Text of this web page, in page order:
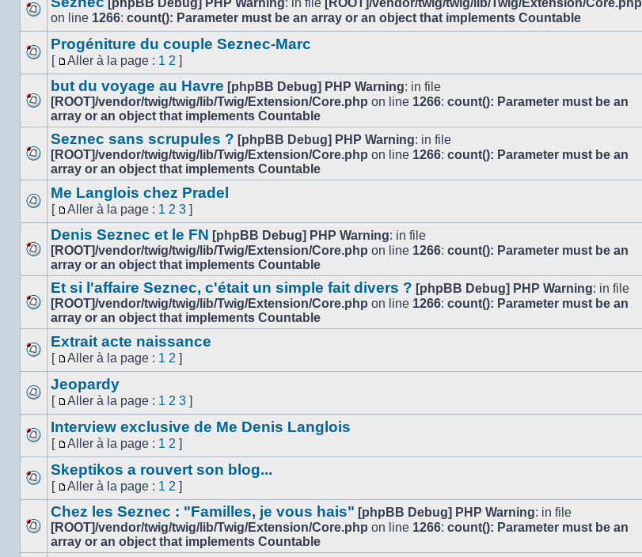
non
lu
la
page
Aucun
message
non
[phpBB Debug] PHP Warning: in file [ROOT]/vendor/twig/twig/lib/Twig/Extension/Core.php
on line 1266: count(): Parameter must be an array or an object that implements Countable
Aucun
message
non
Progéniture du couple Seznec-Marc
[
Aller
à
la
page
Aller à la page : 1 2 ]
Aucun
message
non
but du voyage au Havre [phpBB Debug] PHP Warning: in file
[ROOT]/vendor/twig/twig/lib/Twig/Extension/Core.php on line 1266: count(): Parameter must be an
array or an object that implements Countable
Aucun
message
non
Seznec sans scrupules ? [phpBB Debug] PHP Warning: in file
[ROOT]/vendor/twig/twig/lib/Twig/Extension/Core.php on line 1266: count(): Parameter must be an
array or an object that implements Countable
Aucun
message
non
Me Langlois chez Pradel
[
Aller
à
la
page
Aller à la page : 1 2 3 ]
Aucun
message
non
Denis Seznec et le FN [phpBB Debug] PHP Warning: in file
[ROOT]/vendor/twig/twig/lib/Twig/Extension/Core.php on line 1266: count(): Parameter must be an
array or an object that implements Countable
Aucun
message
non
Et si l'affaire Seznec, c'était un simple fait divers ? [phpBB Debug] PHP Warning: in file
[ROOT]/vendor/twig/twig/lib/Twig/Extension/Core.php on line 1266: count(): Parameter must be an
array or an object that implements Countable
Aucun
message
non
Extrait acte naissance
[
Aller
à
la
page
Aller à la page : 1 2 ]
Aucun
message
non
Jeopardy
[
Aller
à
la
page
Aller à la page : 1 2 3 ]
Aucun
message
non
Interview exclusive de Me Denis Langlois
[
Aller
à
la
page
Aller à la page : 1 2 ]
Aucun
message
non
Skeptikos a rouvert son blog...
[
Aller
à
la
page
Aller à la page : 1 2 ]
Aucun
message
Chez les Seznec : "Familles, je vous hais" [phpBB Debug] PHP Warning: in file
[ROOT]/vendor/twig/twig/lib/Twig/Extension/Core.php on line 1266: count(): Parameter must be an
array or an object that implements Countable